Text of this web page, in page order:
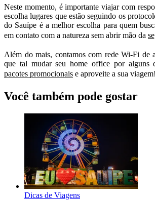
Neste momento, é importante viajar com
escolha lugares que estão seguindo os
do Sauípe é a melhor escolha para quem
em contato com a natureza sem abrir mão da
Além do mais, contamos com rede Wi-Fi de
que tal mudar seu home office por alguns
pacotes promocionais e aproveite a sua viagem!
Você também pode gostar
Dicas de Viagens